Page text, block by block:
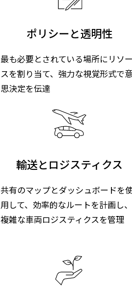
ポリシーと透明性
最も必要とされている場所にリソー
スを割り当て、強力な視覚形式で意
思決定を伝達
輸送とロジスティクス
共有のマップとダッシュボードを
用して、効率的なルートを計画し、
複雑な車両ロジスティクスを管理